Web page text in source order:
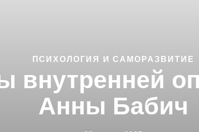
ПСИХОЛОГИЯ И САМОРАЗВИТИЕ
внутренней
Анны Бабич